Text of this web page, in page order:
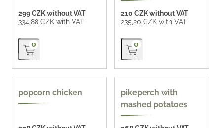
299 CZK without VAT
334,88 CZK with VAT
Přidat do košíku
0
210 CZK without VAT
235,20 CZK with VAT
Přidat do košíku
0
popcorn chicken
pikeperch with
mashed potatoes